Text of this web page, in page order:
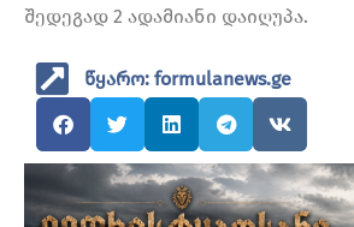
შედეგად 2 ადამიანი დაიღუპა.
წყარო: formulanews.ge